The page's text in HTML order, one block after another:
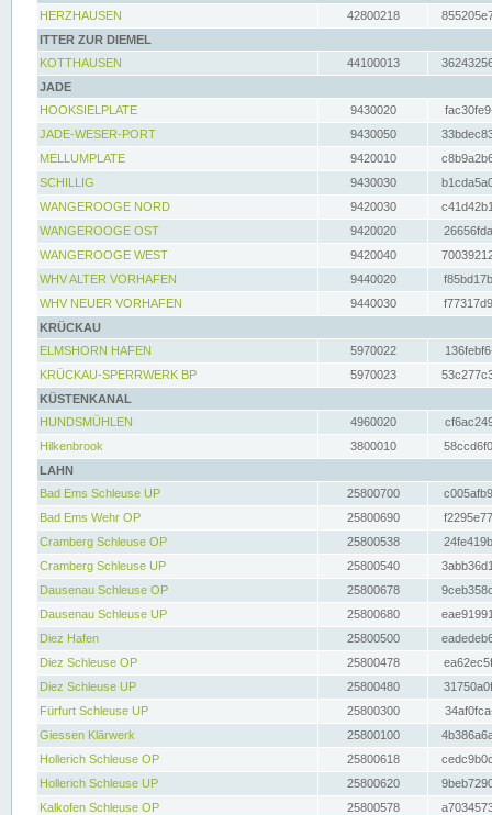
HERZHAUSEN
42800218
ITTER ZUR DIEMEL
KOTTHAUSEN
44100013
JADE
HOOKSIELPLATE
9430020
JADE-WESER-PORT
9430050
MELLUMPLATE
9420010
SCHILLIG
9430030
WANGEROOGE NORD
9420030
WANGEROOGE OST
9420020
WANGEROOGE WEST
9420040
WHV ALTER VORHAFEN
9440020
WHV NEUER VORHAFEN
9440030
KRÜCKAU
ELMSHORN HAFEN
5970022
KRÜCKAU-SPERRWERK BP
5970023
KÜSTENKANAL
HUNDSMÜHLEN
4960020
Hilkenbrook
3800010
LAHN
Bad Ems Schleuse UP
25800700
Bad Ems Wehr OP
25800690
Cramberg Schleuse OP
25800538
Cramberg Schleuse UP
25800540
Dausenau Schleuse OP
25800678
Dausenau Schleuse UP
25800680
Diez Hafen
25800500
Diez Schleuse OP
25800478
Diez Schleuse UP
25800480
Fürfurt Schleuse UP
25800300
Giessen Klärwerk
25800100
Hollerich Schleuse OP
25800618
Hollerich Schleuse UP
25800620
Kalkofen Schleuse OP
25800578